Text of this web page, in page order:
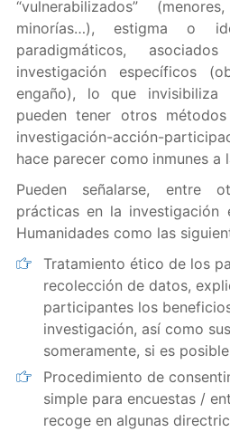
“vulnerabilizados”
minorías…), estigma o
paradigmáticos,
investigación específicos
engaño), lo que
pueden tener otros métodos
investigación-acción-
hace parecer como inmunes a
Pueden señalarse, entre
prácticas en la investigación
Humanidades como las
Tratamiento ético de los
recolección de datos,
participantes los
investigación, así como
someramente, si es
Procedimiento de
simple para encuestas /
recoge en algunas